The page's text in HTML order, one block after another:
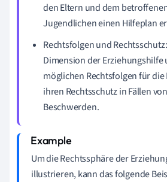
den Eltern und dem
Jugendlichen einen Hilfeplan
Rechtsfolgen und
Dimension der Erziehungshilfe
möglichen Rechtsfolgen für
ihren Rechtsschutz in Fällen
Beschwerden.
Um die Rechtssphäre der
illustrieren, kann das folgende